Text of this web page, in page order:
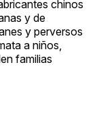
chinos
y de
y perversos
a niños,
familias